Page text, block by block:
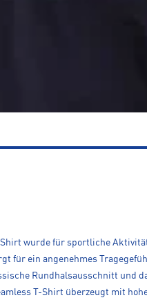
Shirt wurde für sportliche
für ein angenehmes
Rundhalsausschnitt und
T-Shirt überzeugt mit